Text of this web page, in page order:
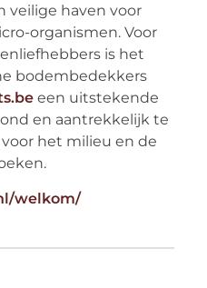
veilige haven voor
organismen. Voor
is het
bodembedekkers
een uitstekende
en aantrekkelijk te
het milieu en de
welkom/